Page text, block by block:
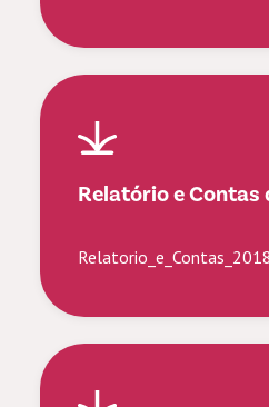
Relatório e Contas